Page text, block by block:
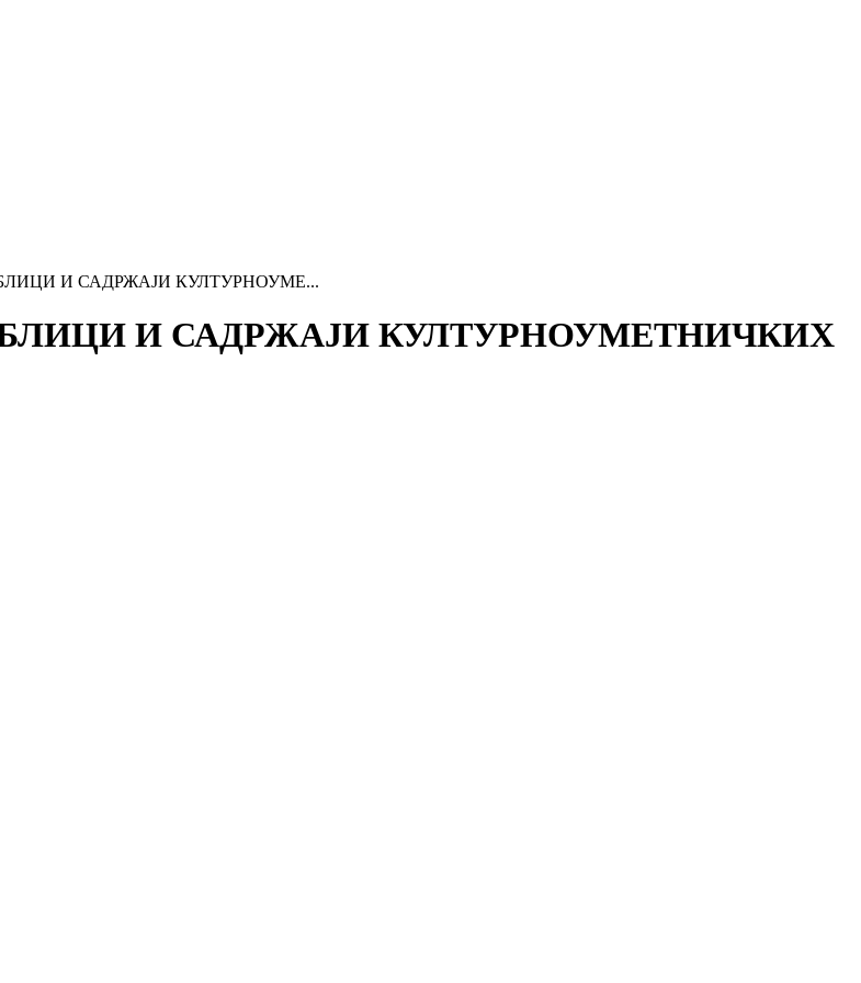
И САДРЖАЈИ КУЛТУРНОУМЕ...
И САДРЖАЈИ КУЛТУРНОУМЕТНИЧКИХ